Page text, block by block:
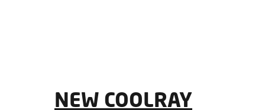
NEW COOLRAY